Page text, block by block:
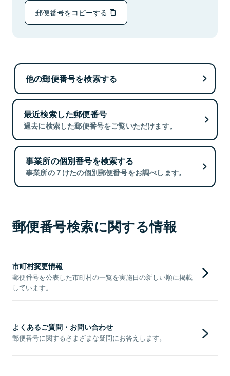
郵便番号をコピーする
他の郵便番号を検索する
最近検索した郵便番号
過去に検索した郵便番号をご覧いただけます。
事業所の個別番号を検索する
事業所の７けたの個別郵便番号をお調べします。
郵便番号検索に関する情報
市町村変更情報
郵便番号を公表した市町村の一覧を実施日の新しい順に掲載
しています。
よくあるご質問・お問い合わせ
郵便番号に関するさまざまな疑問にお答えします。